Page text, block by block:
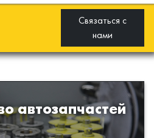
Связаться с
нами
автозапчастей
деталей
для подвески
автомобиля